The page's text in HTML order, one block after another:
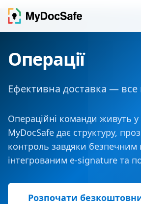
Операції
Ефективна доставка — все
Операційні команди живуть у
MyDocSafe дає структуру,
контроль завдяки безпечним
інтегрованим e‑signature та
Розпочати